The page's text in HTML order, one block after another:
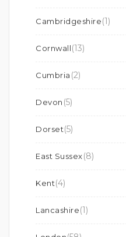
Cambridgeshire(1)
Cornwall(13)
Cumbria (2)
Devon (5)
Dorset(5)
East Sussex(8)
Kent(4)
Lancashire(1)